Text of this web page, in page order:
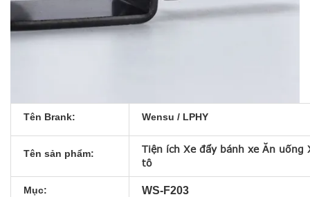
Tên Brank: Wensu / LPHY
Tên sản phẩm:
Tiện ích Xe đẩy bánh xe Ăn uống
tô
Mục: WS-F203